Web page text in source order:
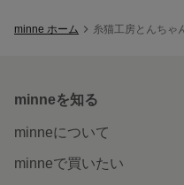
minne ホーム 糸猫工房とんちゃ
minneを知る
minneについて
minneで買いたい